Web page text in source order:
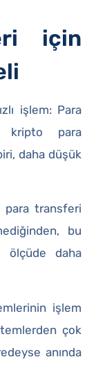
için
işlem: Para
kripto para
daha düşük
para transferi
bu
ölçüde daha
işlem
çok
anında